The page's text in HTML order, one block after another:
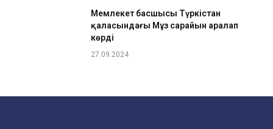
Мемлекет басшысы Түркістан
қаласындағы Мұз сарайын аралап
көрді
27.09.2024